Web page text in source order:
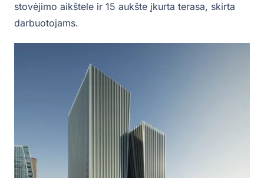
stovėjimo aikštele ir 15 aukšte įkurta terasa, skirta
darbuotojams.